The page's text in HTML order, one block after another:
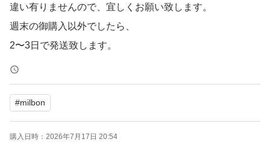
違い有りませんので、宜しくお願い致します。
週末の御購入以外でしたら、
2〜3日で発送致します。
#milbon
購入日時： 2026年7月17日 20:54